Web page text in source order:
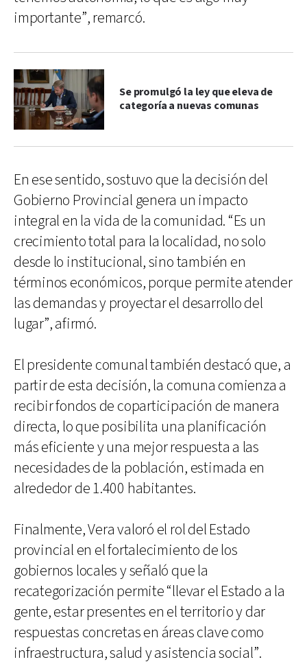
importante”, remarcó.
Se promulgó la ley que eleva de
categoría a nuevas comunas
En ese sentido, sostuvo que la decisión del
Gobierno Provincial genera un impacto
integral en la vida de la comunidad. “Es un
crecimiento total para la localidad, no solo
desde lo institucional, sino también en
términos económicos, porque permite atender
las demandas y proyectar el desarrollo del
lugar”, afirmó.
El presidente comunal también destacó que, a
partir de esta decisión, la comuna comienza a
recibir fondos de coparticipación de manera
directa, lo que posibilita una planificación
más eficiente y una mejor respuesta a las
necesidades de la población, estimada en
alrededor de 1.400 habitantes.
Finalmente, Vera valoró el rol del Estado
provincial en el fortalecimiento de los
gobiernos locales y señaló que la
recategorización permite “llevar el Estado a la
gente, estar presentes en el territorio y dar
respuestas concretas en áreas clave como
infraestructura, salud y asistencia social”.